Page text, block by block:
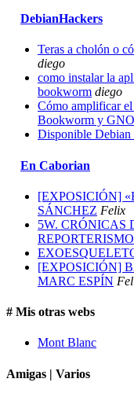
DebianHackers
Teras a cholón o
diego
como instalar la
bookworm diego
Cómo amplificar
Bookworm y
Disponible
En Caborian
[EXPOSICIÓN]
SÁNCHEZ Felix
5W. CRÓNICAS
[EXPOSICIÓN]
MARC ESPÍN
# Mis otras webs
Mont Blanc
Amigas | Varios